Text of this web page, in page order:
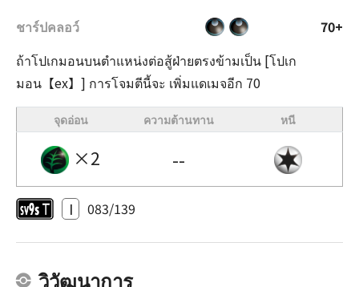
ชาร์ปคลอว์
70+
ถ้าโปเกมอนบนตำแหน่งต่อสู้ฝ่ายตรงข้ามเป็น [โปเก
มอน【ex】] การโจมตีนี้จะ เพิ่มแดเมจอีก 70
จุดอ่อน ความต้านทาน หนี
×2 --
I 083/139
วิวัฒนาการ